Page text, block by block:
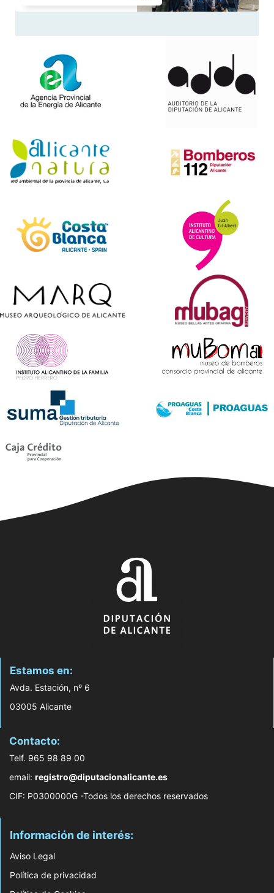
Estamos en:
Avda. Estación, nº 6
03005 Alicante
Contacto:
Telf. 965 98 89 00
email: registro@diputacionalicante.es
CIF: P0300000G -Todos los derechos reservados
Información de interés:
Aviso Legal
Política de privacidad